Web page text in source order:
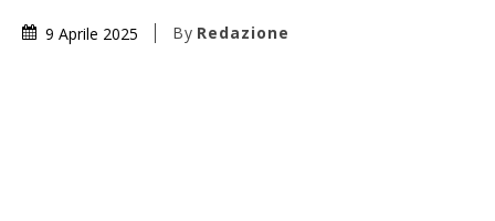
9 Aprile 2025 By Redazione